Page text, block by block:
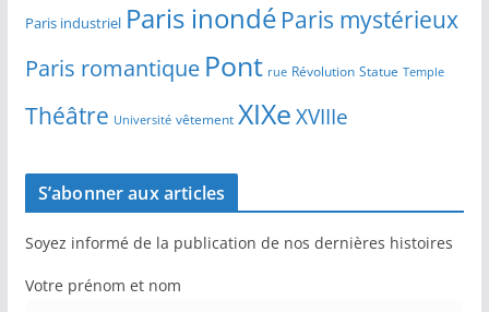
Paris industriel Paris inondé Paris mystérieux
Paris romantique Pont rue Révolution Statue Temple
Théâtre Université vêtement XIXeXVIIIe
S’abonner aux articles
Soyez informé de la publication de nos dernières histoires
Votre prénom et nom